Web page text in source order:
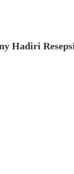
Hadiri